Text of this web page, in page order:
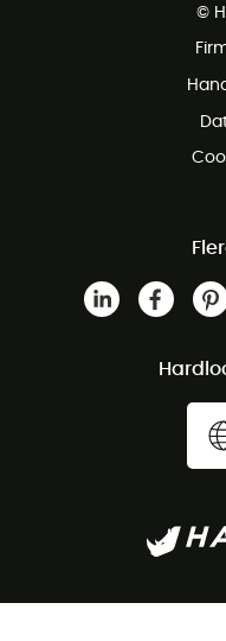
Gratis retur inden for 100
©